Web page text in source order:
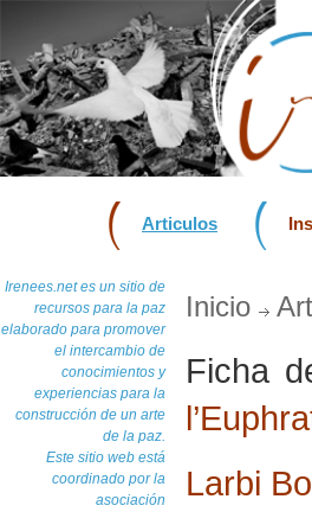
Articulos
Irenees.net es un sitio de
recursos para la paz
elaborado para promover
el intercambio de
conocimientos y
experiencias para la
construcción de un arte
de la paz.
Este sitio web está
coordinado por la
asociación
Inicio
Ficha
Larbi